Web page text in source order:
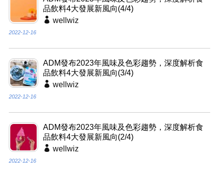
品飲料4大發展新風向(4/4)
wellwiz
2022-12-16
ADM發布2023年風味及色彩趨勢，深度解析食
品飲料4大發展新風向(3/4)
wellwiz
2022-12-16
ADM發布2023年風味及色彩趨勢，深度解析食
品飲料4大發展新風向(2/4)
wellwiz
2022-12-16